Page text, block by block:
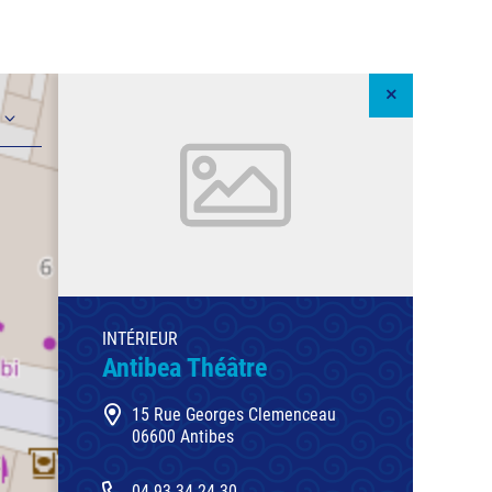
INTÉRIEUR
Antibea Théâtre
15 Rue Georges Clemenceau
06600 Antibes